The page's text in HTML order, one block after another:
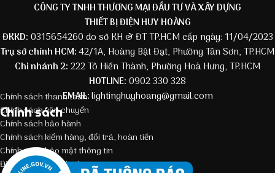
CÔNG TY TNHH THƯƠNG MẠI ĐẦU TƯ VÀ XÂY DỰNG
THIẾT BỊ ĐIỆN HUY HOÀNG
ĐKKD: 0315654260 do sở KH & ĐT TP.HCM cấp ngày: 11/04/2023
Trụ sở chính HCM:42/1A, Hoàng Bật Đạt, Phường Tân Sơn, TP.HCM
Chi nhánh 2: 222 Tô Hiến Thành, Phường Hoà Hưng, TP.HCM
HOTLINE: 0902 330 328
EMAIL:lightinghuyhoang@gmail.com
Chính sách
Chính sách thanh toán
Chính sách vận chuyển
Chính sách bảo hành
Chính sách kiểm hàng, đổi trả, hoàn tiền
Chính sách bảo mật thông tin
Điều kiện giao dịch chung